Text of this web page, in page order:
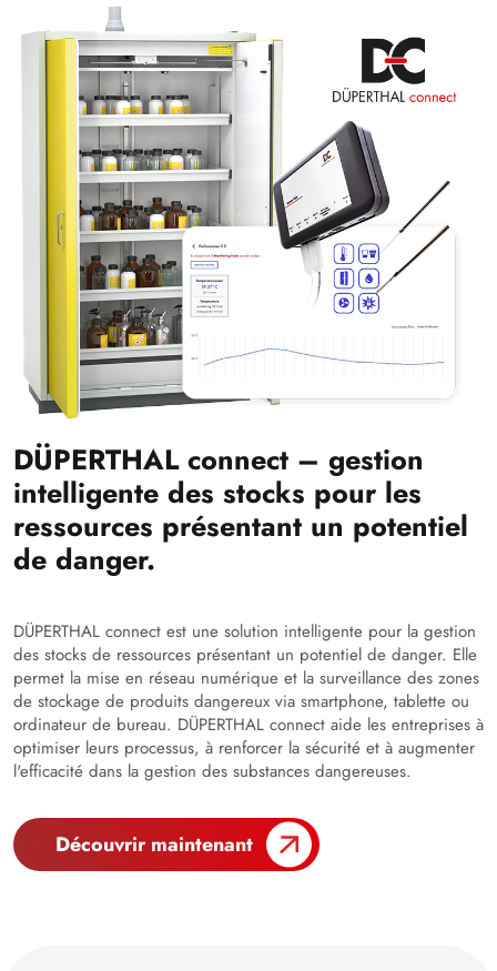
DÜPERTHAL connect – gestion
intelligente des stocks pour les
ressources présentant un potentiel
de danger.
DÜPERTHAL connect est une solution intelligente pour la gestion
des stocks de ressources présentant un potentiel de danger. Elle
permet la mise en réseau numérique et la surveillance des zones
de stockage de produits dangereux via smartphone, tablette ou
ordinateur de bureau. DÜPERTHAL connect aide les entreprises à
optimiser leurs processus, à renforcer la sécurité et à augmenter
l'efficacité dans la gestion des substances dangereuses.
Découvrir maintenant